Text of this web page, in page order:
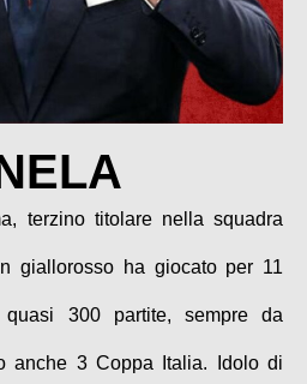
terzino titolare nella squadra
giallorosso ha giocato per 11
quasi 300 partite, sempre da
anche 3 Coppa Italia. Idolo di